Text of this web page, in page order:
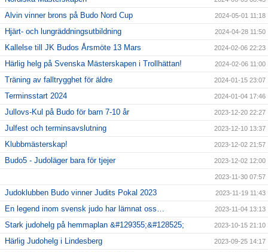
Alvin vinner brons på Budo Nord Cup 2024-05-01 11:18
Hjärt- och lungräddningsutbildning 2024-04-28 11:50
Kallelse till JK Budos Årsmöte 13 Mars 2024-02-06 22:23
Härlig helg på Svenska Mästerskapen i Trollhättan! 2024-02-06 11:00
Träning av falltrygghet för äldre 2024-01-15 23:07
Terminsstart 2024 2024-01-04 17:46
Jullovs-Kul på Budo för barn 7-10 år 2023-12-20 22:27
Julfest och terminsavslutning 2023-12-10 13:37
Klubbmästerskap! 2023-12-02 21:57
Budo5 - Judoläger bara för tjejer 2023-12-02 12:00
2023-11-30 07:57
Judoklubben Budo vinner Judits Pokal 2023 2023-11-19 11:43
En legend inom svensk judo har lämnat oss… 2023-11-04 13:13
Stark judohelg på hemmaplan &#129355;&#128525; 2023-10-15 21:10
Härlig Judohelg i Lindesberg 2023-09-25 14:17